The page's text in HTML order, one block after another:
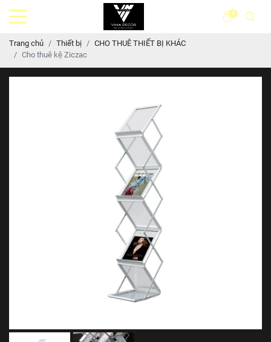
0
Trang chủ Thiết bị
CHO THUÊ THIẾT BỊ KHÁC
Cho thuê kệ Ziczac